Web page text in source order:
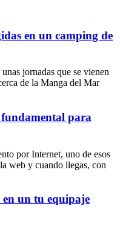
en un camping de
jornadas que se vienen
de la Manga del Mar
para
por Internet, uno de esos
web y cuando llegas, con
en un tu equipaje